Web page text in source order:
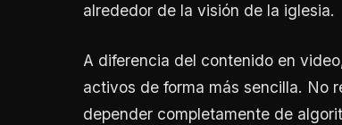
alrededor de la visión de la iglesia.
A diferencia del contenido en
activos de forma más sencilla. No
depender completamente de